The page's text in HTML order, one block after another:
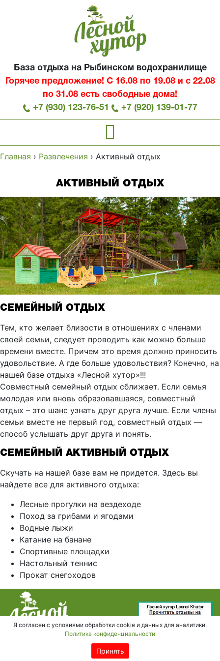
Я согласен с условиями обработки cookie и данных для аналитики.
Политика конфиденциальности
Принять
База отдыха на Рыбинском водохранилище
Горячее предложение! С 16.08 по 19.08 и с 22.08
по 31.08 есть свободные дома!
+7 (930) 123-76-51
+7 (920) 139-01-77
Главная › Развлечения › Активный отдых
АКТИВНЫЙ ОТДЫХ
СЕМЕЙНЫЙ ОТДЫХ
Тем, кто желает близости в отношениях с членами
своей семьи, следует проводить как можно больше
времени вместе. Причем это время должно приносить
удовольствие. А где больше удовольствия? Конечно, на
нашей базе отдыха «Лесной хутор»!!!
Совместный семейный отдых сближает. Если семья
молодая или вновь образовавшаяся, совместный
отдых – это шанс узнать друг друга лучше. Если члены
семьи вместе не первый год, совместный отдых —
способ услышать друг друга и понять.
СЕМЕЙНЫЙ АКТИВНЫЙ ОТДЫХ
Скучать на нашей базе вам не придется. Здесь вы
найдете все для активного отдыха:
Лесные прогулки на вездеходе
Поход за грибами и ягодами
Водные лыжи
Катание на банане
Спортивные площадки
Настольный теннис
Прокат снегоходов